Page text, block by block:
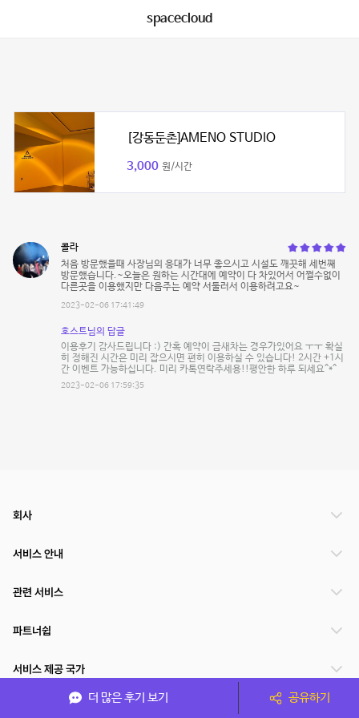
spacecloud
[강동둔촌]AMENO STUDIO
3,000 원/시간
콜라
처음 방문했을때 사장님의 응대가 너무 좋으시고 시설도 깨끗해 세번째
방문했습니다.~오늘은 원하는 시간대에 예약이 다 차있어서 어쩔수없이
다른곳을 이용했지만 다음주는 예약 서둘러서 이용하려고요~
2023-02-06 17:41:49
호스트님의 답글
이용후기 감사드립니다 :) 간혹 예약이 금새차는 경우가있어요 ㅜㅜ 확실
히 정해진 시간은 미리 잡으시면 편히 이용하실 수 있습니다! 2시간 +1시
간 이벤트 가능하십니다. 미리 카톡연락주세용!!평안한 하루 되세요^*^
2023-02-06 17:59:35
더 많은 후기 보기 공유하기
회사
서비스 안내
관련 서비스
파트너쉽
서비스 제공 국가